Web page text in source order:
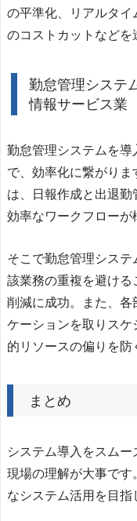
の平準化、リアルタ
のコストカットなどを
勤怠管理システ
情報サービス業
勤怠管理システムを
で、効率化に繋がり
は、日報作成と出退
効率なワークフローが
そこで勤怠管理シス
該業務の重複を避け
削減に成功。また、
ケーションを取りス
的リソースの偏りを防
まとめ
システム導入をスム
現場の理解が大事で
なシステム活用を目指